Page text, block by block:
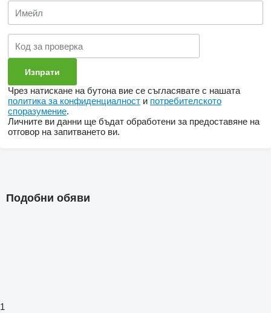
Чрез натискане на бутона вие се съгласявате с нашата
политика за конфиденциалност и потребителското
споразумение.
Личните ви данни ще бъдат обработени за предоставяне на
отговор на запитването ви.
Подобни обяви
1